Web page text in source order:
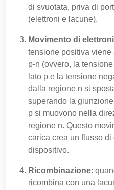
di svuotata, priva di
(elettroni e lacune).
Movimento di
tensione positiva
p-n (ovvero, la
lato p e la tensione
dalla regione n si
superando la
p si muovono nella
regione n. Questo
carica crea un flusso di
dispositivo.
Ricombinazione:
ricombina con una